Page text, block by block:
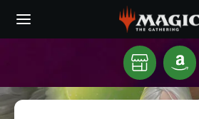
main
MTG
Tu
tienda
local